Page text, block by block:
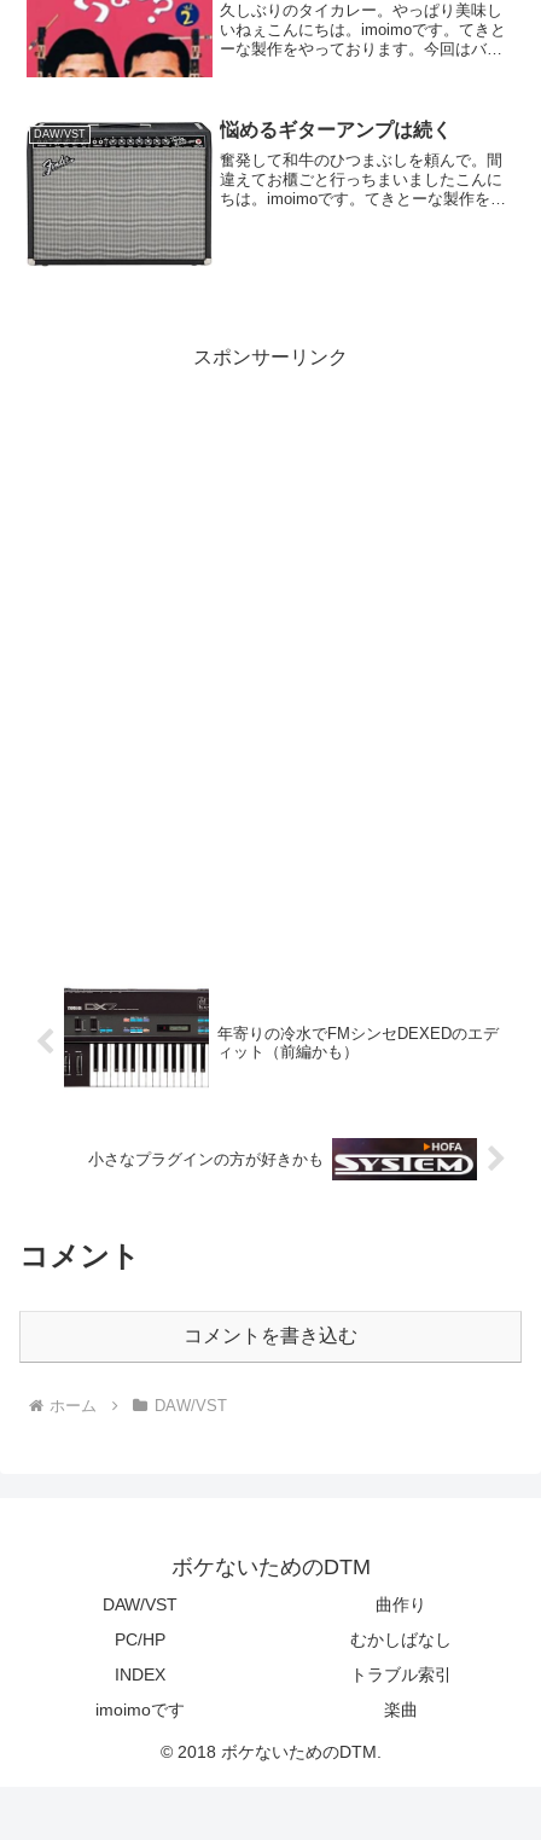
久しぶりのタイカレー。やっぱり美味し
いねぇこんにちは。imoimoです。てきと
ーな製作をやっております。今回はバン
に出来上がったパー...
DAW/VST 悩めるギターアンプは続く
奮発して和牛のひつまぶしを頼んで。間
違えてお櫃ごと行っちまいましたこんに
ちは。imoimoです。てきとーな製作をや
スポンサーリンク
年寄りの冷水でFMシンセDEXEDのエデ
ィット（前編かも）
小さなプラグインの方が好きかも
コメント
コメントを書き込む
ホーム DAW/VST
ボケないためのDTM
DAW/VST
曲作り
PC/HP
むかしばなし
INDEX
トラブル索引
imoimoです
楽曲
© 2018 ボケないためのDTM.